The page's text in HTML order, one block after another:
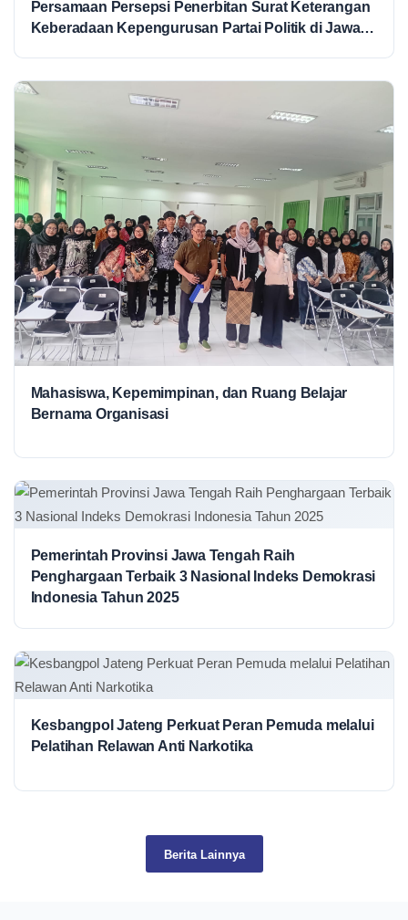
Persamaan Persepsi Penerbitan Surat Keterangan
Keberadaan Kepengurusan Partai Politik di Jawa
Mahasiswa, Kepemimpinan, dan Ruang Belajar
Bernama Organisasi
Pemerintah Provinsi Jawa Tengah Raih
Penghargaan Terbaik 3 Nasional Indeks Demokrasi
Indonesia Tahun 2025
Kesbangpol Jateng Perkuat Peran Pemuda melalui
Pelatihan Relawan Anti Narkotika
Berita Lainnya